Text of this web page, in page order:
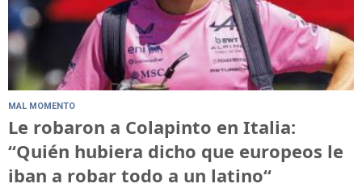
MAL MOMENTO
Le robaron a Colapinto en Italia:
“Quién hubiera dicho que europeos le
iban a robar todo a un latino“